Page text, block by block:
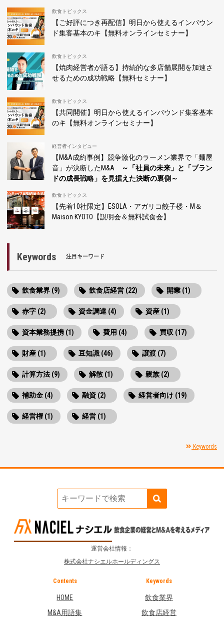
飲食トピックス
【ご好評につき再配信】明日から使えるインバウン
ド集客基本のキ【無料オンラインセミナー】
飲食トピックス
【焼肉経営者が語る】持続的な多店舗展開を加速さ
せるための成功戦略【無料セミナー】
飲食トピックス
【共同開催】明日から使えるインバウンド集客基本
のキ【無料オンラインセミナー】
経営者インタビュー
【M&A成約事例】競争激化のラーメン業界で「麺屋
音」が決断したM&A
～「社員の未来」と「ブラン
ドの成長戦略」を見据えた決断の裏側～
飲食トピックス
【先着10社限定】ESOLA・アガリコ餃子楼・M＆
Maison KYOTO【説明会＆無料試食会】
Keywords 注目キーワード
飲食業界 (9) 飲食店経営 (22) 開業 (1)
赤字 (2) 資金調達 (4) 資産 (1)
資本業務提携 (1) 費用 (4) 買収 (17)
財産 (1) 豆知識 (46) 譲渡 (7)
計算方法 (9) 解散 (1) 親族 (2)
補助金 (4) 融資 (2) 経営者向け (19)
経営権 (1) 経営 (1)
Keywords
運営会社情報：
株式会社ナシエルホールディングス
Contents
HOME
M&A用語集
Keywords
飲食業界
飲食店経営